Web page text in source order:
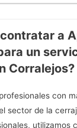
a
un
Corralejos?
con
sector de la
utilizamos